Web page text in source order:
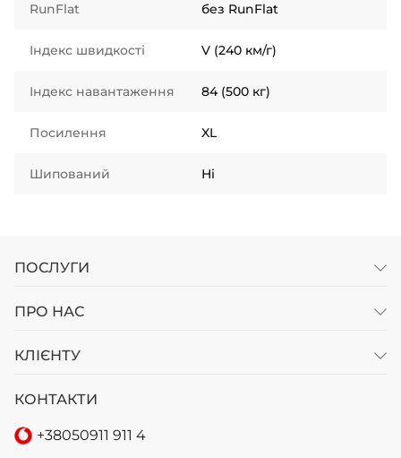
RunFlat без RunFlat
Індекс швидкості V (240 км/г)
Індекс навантаження 84 (500 кг)
Посилення XL
Шипований Ні
ПОСЛУГИ
ПРО НАС
КЛІЄНТУ
КОНТАКТИ
+38050911 911 4